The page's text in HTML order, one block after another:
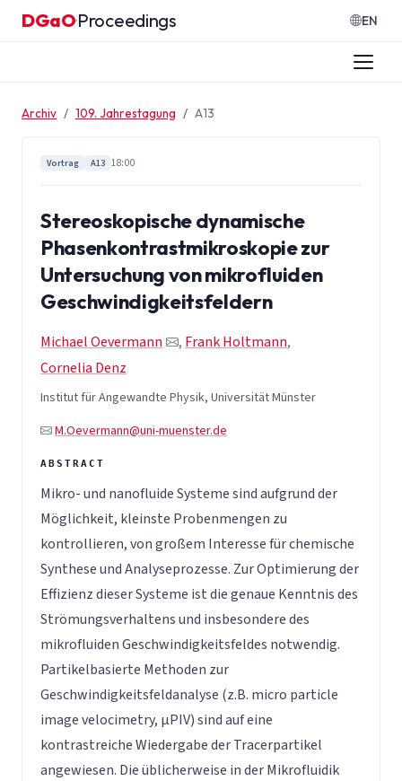
Zum Inhalt springen
DGaO·Proceedings EN
Archiv 109. Jahrestagung A13
Vortrag A13 18:00
Stereoskopische dynamische
Phasenkontrastmikroskopie zur
Untersuchung von mikrofluiden
Geschwindigkeitsfeldern
Michael Oevermann , Frank Holtmann,
Cornelia Denz
Institut für Angewandte Physik, Universität Münster
M.Oevermann@uni-muenster.de
Mikro- und nanofluide Systeme sind aufgrund der
Möglichkeit, kleinste Probenmengen zu
kontrollieren, von großem Interesse für chemische
Synthese und Analyseprozesse. Zur Optimierung der
Effizienz dieser Systeme ist die genaue Kenntnis des
Strömungsverhaltens und insbesondere des
mikrofluiden Geschwindigkeitsfeldes notwendig.
Partikelbasierte Methoden zur
Geschwindigkeitsfeldanalyse (z.B. micro particle
image velocimetry, µPIV) sind auf eine
kontrastreiche Wiedergabe der Tracerpartikel
angewiesen. Die üblicherweise in der Mikrofluidik